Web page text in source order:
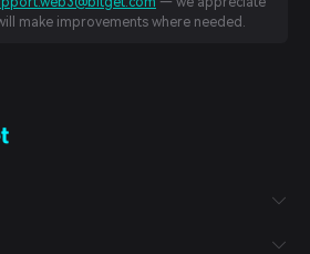
make improvements where needed.